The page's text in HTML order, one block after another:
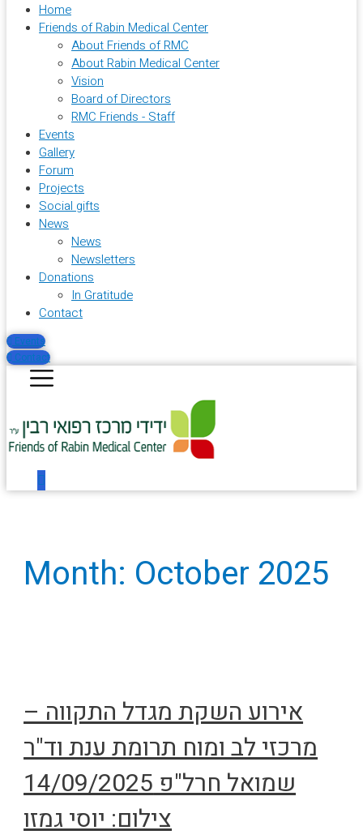
Home
Friends of Rabin Medical Center
About Friends of RMC
About Rabin Medical Center
Vision
Board of Directors
RMC Friends - Staff
Events
Gallery
Forum
Projects
Social gifts
News
News
Newsletters
Donations
In Gratitude
Contact
Events
Contact
Month: October 2025
אירוע השקת מגדל התקווה –
מרכזי לב ומוח תרומת ענת וד"ר
שמואל חרל"פ 14/09/2025
צילום: יוסי גמזו